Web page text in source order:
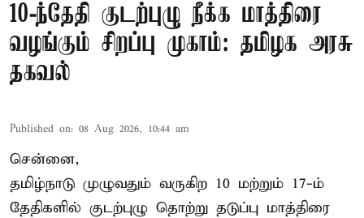
10-ந்தேதி குடற்புழு நீக்க மாத்திரை
வழங்கும் சிறப்பு முகாம்: தமிழக அரசு
தகவல்
Published on: 08 Aug 2026, 10:44 am
சென்னை,
தமிழ்நாடு முழுவதும் வருகிற 10 மற்றும் 17-ம்
தேதிகளில் குடற்புழு தொற்று தடுப்பு மாத்திரை